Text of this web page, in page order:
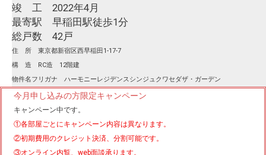
竣 工 2022年4月
最寄駅 早稲田駅徒歩1分
総戸数 42戸
住 所 東京都新宿区西早稲田1-17-7
構 造 RC造 12階建
物件名フリガナ ハーモニーレジデンスシンジュクワセダザ・ガーデン
今月申し込みの方限定キャンペーン
キャンペーン中です。
①各部屋ごとにキャンペーン内容は異なります。
②初期費用のクレジット決済、分割可能です。
③オンライン内覧、web面談承ります。